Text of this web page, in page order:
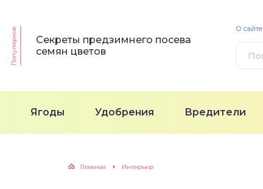
Популярное
Секреты предзимнего посева
семян цветов
Ягоды Удобрения Вредители
О сайте
Главная Интерьер